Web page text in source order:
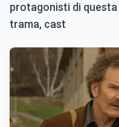
protagonisti di
trama, cast